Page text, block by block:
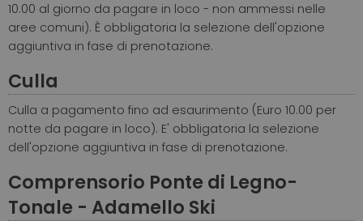
10.00 al giorno da pagare in loco - non ammessi nelle
aree comuni). È obbligatoria la selezione dell'opzione
aggiuntiva in fase di prenotazione.
Culla
Culla a pagamento fino ad esaurimento (Euro 10.00 per
notte da pagare in loco). E' obbligatoria la selezione
dell'opzione aggiuntiva in fase di prenotazione.
Comprensorio Ponte di Legno-
Tonale - Adamello Ski